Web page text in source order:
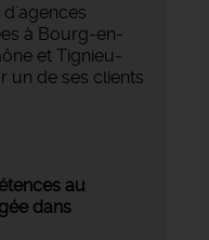
d'agences
à Bourg-en-
et Tignieu-
un de ses clients
au
dans